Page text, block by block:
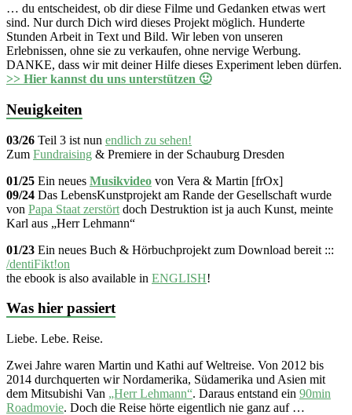
… du entscheidest, ob dir diese Filme und Gedanken etwas wert
sind. Nur durch Dich wird dieses Projekt möglich. Hunderte
Stunden Arbeit in Text und Bild. Wir leben von unseren
Erlebnissen, ohne sie zu verkaufen, ohne nervige Werbung.
DANKE, dass wir mit deiner Hilfe dieses Experiment leben dürfen.
>> Hier kannst du uns unterstützen 🙂
Neuigkeiten
03/26 Teil 3 ist nun endlich zu sehen!
Zum Fundraising & Premiere in der Schauburg Dresden
01/25 Ein neues Musikvideo von Vera & Martin [frOx]
09/24 Das LebensKunstprojekt am Rande der Gesellschaft wurde
von Papa Staat zerstört doch Destruktion ist ja auch Kunst, meinte
Karl aus „Herr Lehmann“
01/23 Ein neues Buch & Hörbuchprojekt zum Download bereit :::
/dentiFikt!on
the ebook is also available in ENGLISH!
Was hier passiert
Liebe. Lebe. Reise.
Zwei Jahre waren Martin und Kathi auf Weltreise. Von 2012 bis
2014 durchquerten wir Nordamerika, Südamerika und Asien mit
dem Mitsubishi Van „Herr Lehmann“. Daraus entstand ein 90min
Roadmovie. Doch die Reise hörte eigentlich nie ganz auf …